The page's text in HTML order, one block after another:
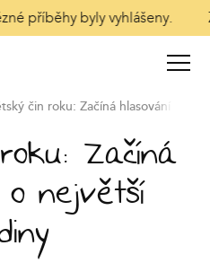
příběhy byly vyhlášeny.
čin roku: Začíná hlasování o
Začíná
o největší